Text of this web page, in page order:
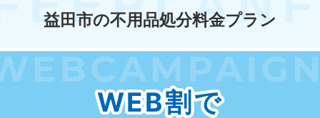
益田市の不用品処分料金プラン
WEB割で